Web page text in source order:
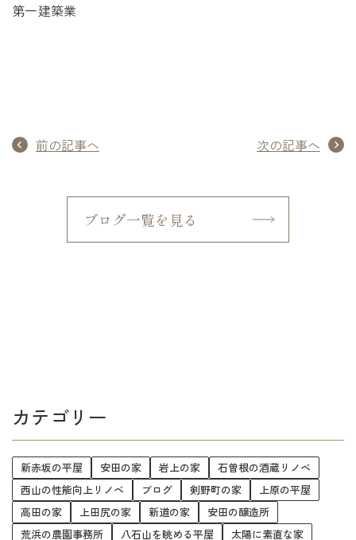
第一建築業
前の記事へ 次の記事へ
ブログ一覧を見る
カテゴリー
新赤坂の平屋 安田の家 岩上の家
石曽根の酒蔵リノベ
西山の性能向上リノベ
ブログ 剣野町の家
上原の平屋
高田の家
上田尻の家 新道の家
安田の醸造所
荒浜の農園事務所
八石山を眺める平屋
太陽に素直な家